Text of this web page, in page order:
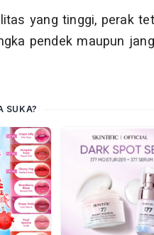
yang tinggi, perak
pendek maupun